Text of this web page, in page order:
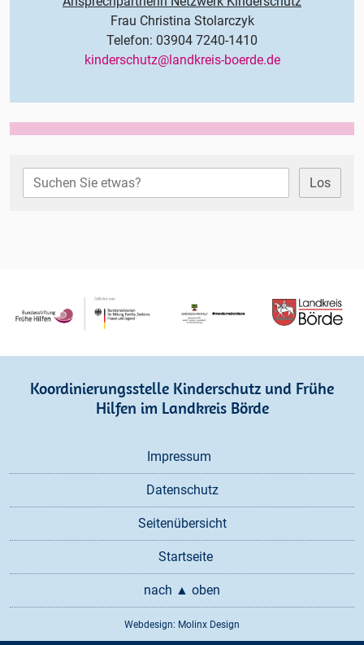
Frau Christina Stolarczyk
Telefon: 03904 7240-1410
kinderschutz@landkreis-boerde.de
Los
Koordinierungsstelle Kinderschutz und Frühe
Hilfen im Landkreis Börde
Impressum
Datenschutz
Seitenübersicht
Startseite
nach ▲ oben
Webdesign: Molinx Design